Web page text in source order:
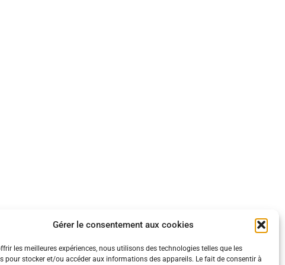
Gérer le consentement aux cookies
les meilleures expériences, nous utilisons des technologies telles que les
pour stocker et/ou accéder aux informations des appareils. Le fait de consentir à